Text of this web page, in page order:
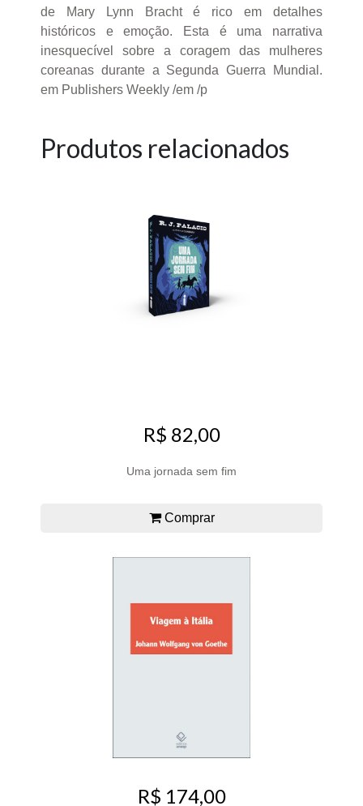
de Mary Lynn Bracht é rico em detalhes
históricos e emoção. Esta é uma narrativa
inesquecível sobre a coragem das mulheres
coreanas durante a Segunda Guerra Mundial.
em Publishers Weekly /em /p
Produtos relacionados
R$ 82,00
Uma jornada sem fim
Comprar
R$ 174,00